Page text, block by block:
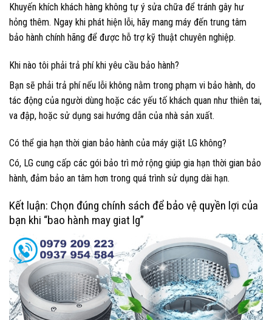
Khuyến khích khách hàng không tự ý sửa chữa để tránh gây hư
hỏng thêm. Ngay khi phát hiện lỗi, hãy mang máy đến trung tâm
bảo hành chính hãng để được hỗ trợ kỹ thuật chuyên nghiệp.
Khi nào tôi phải trả phí khi yêu cầu bảo hành?
Bạn sẽ phải trả phí nếu lỗi không nằm trong phạm vi bảo hành, do
tác động của người dùng hoặc các yếu tố khách quan như thiên tai,
va đập, hoặc sử dụng sai hướng dẫn của nhà sản xuất.
Có thể gia hạn thời gian bảo hành của máy giặt LG không?
Có, LG cung cấp các gói bảo trì mở rộng giúp gia hạn thời gian bảo
hành, đảm bảo an tâm hơn trong quá trình sử dụng dài hạn.
Kết luận: Chọn đúng chính sách để bảo vệ quyền lợi của
bạn khi “bao hành may giat lg”